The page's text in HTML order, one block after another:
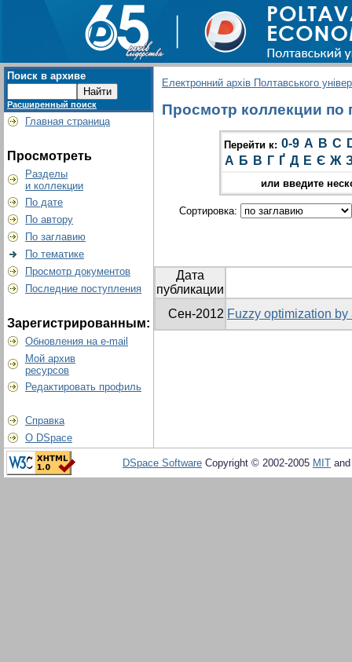
Поиск в архиве
Расширенный поиск
Главная страница
Просмотреть
Разделы
и коллекции
По дате
По автору
По заглавию
По тематике
Просмотр документов
Последние поступления
Зарегистрированным:
Обновления на e-mail
Мой архив
ресурсов
Редактировать профиль
Справка
О DSpace
Електронний архів Полтавського
Просмотр коллекции по
Перейти к: 0-9 A B C
А Б В Г Ґ Д Е Є Ж
или введите
Сортировка:
Дата
публикации
Сен-2012 Fuzzy optimization
DSpace Software Copyright © 2002-2005 MIT